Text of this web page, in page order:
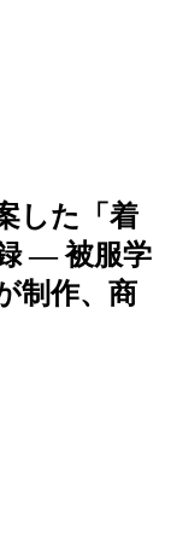
した「着
— 被服学
制作、商